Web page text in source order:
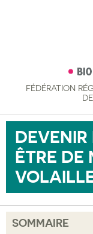
FÉDÉRATION
ÊTRE DE
SOMMAIRE